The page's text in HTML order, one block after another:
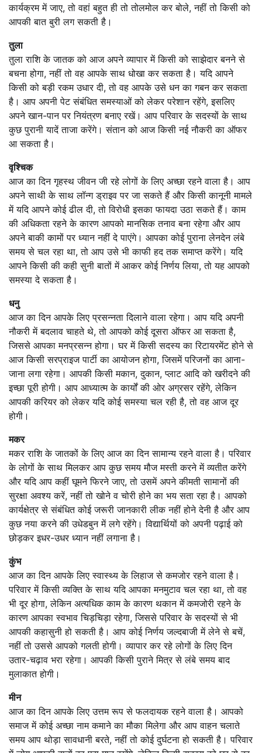
कार्यक्रम में जाए, तो वहां बहुत ही तो तोलमोल कर बोले, नहीं तो किसी को
आपकी बात बुरी लग सकती है।
तुला
तुला राशि के जातक को आज अपने व्यापार में किसी को साझेदार बनने से
बचना होगा, नहीं तो वह आपके साथ धोखा कर सकता है। यदि आपने
किसी को बड़ी रकम उधार दी, तो वह आपके उसे धन का गबन कर सकता
है। आप अपनी पेट संबंधित समस्याओं को लेकर परेशान रहेंगे, इसलिए
अपने खान-पान पर नियंत्रण बनाए रखें। आप परिवार के सदस्यों के साथ
कुछ पुरानी यादें ताजा करेंगे। संतान को आज किसी नई नौकरी का ऑफर
आ सकता है।
वृश्चिक
आज का दिन गृहस्थ जीवन जी रहे लोगों के लिए अच्छा रहने वाला है। आप
अपने साथी के साथ लॉन्ग ड्राइव पर जा सकते हैं और किसी कानूनी मामले
में यदि आपने कोई ढील दी, तो विरोधी इसका फायदा उठा सकते हैं। काम
की अधिकता रहने के कारण आपको मानसिक तनाव बना रहेगा और आप
अपने बाकी कामों पर ध्यान नहीं दे पाएंगे। आपका कोई पुराना लेनदेन लंबे
समय से चल रहा था, तो आप उसे भी काफी हद तक समाप्त करेंगे। यदि
आपने किसी की कही सुनी बातों में आकर कोई निर्णय लिया, तो यह आपको
समस्या दे सकता है।
धनु
आज का दिन आपके लिए प्रसन्नता दिलाने वाला रहेगा। आप यदि अपनी
नौकरी में बदलाव चाहते थे, तो आपको कोई दूसरा ऑफर आ सकता है,
जिससे आपका मनप्रसन्न होगा। घर में किसी सदस्य का रिटायरमेंट होने से
आज किसी सरप्राइज पार्टी का आयोजन होगा, जिसमें परिजनों का आना-
जाना लगा रहेगा। आपकी किसी मकान, दुकान, प्लाट आदि को खरीदने की
इच्छा पूरी होगी। आप आध्यात्म के कार्यों की ओर अग्रसर रहेंगे, लेकिन
आपकी करियर को लेकर यदि कोई समस्या चल रही है, तो वह आज दूर
होगी।
मकर
मकर राशि के जातकों के लिए आज का दिन सामान्य रहने वाला है। परिवार
के लोगों के साथ मिलकर आप कुछ समय मौज मस्ती करने में व्यतीत करेंगे
और यदि आप कहीं घूमने फिरने जाए, तो उसमें अपने कीमती सामानों की
सुरक्षा अवश्य करें, नहीं तो खोने व चोरी होने का भय सता रहा है। आपको
कार्यक्षेत्र से संबंधित कोई जरूरी जानकारी लीक नहीं होने देनी है और आप
कुछ नया करने की उधेडबुन में लगे रहेंगे। विद्यार्थियों को अपनी पढ़ाई को
छोड़कर इधर-उधर ध्यान नहीं लगाना है।
कुंभ
आज का दिन आपके लिए स्वास्थ्य के लिहाज से कमजोर रहने वाला है।
परिवार में किसी व्यक्ति के साथ यदि आपका मनमुटाव चल रहा था, तो वह
भी दूर होगा, लेकिन अत्यधिक काम के कारण थकान में कमजोरी रहने के
कारण आपका स्वभाव चिड़चिड़ा रहेगा, जिससे परिवार के सदस्यों से भी
आपकी कहासुनी हो सकती है। आप कोई निर्णय जल्दबाजी में लेने से बचें,
नहीं तो उससे आपको गलती होगी। व्यापार कर रहे लोगों के लिए दिन
उतार-चढ़ाव भरा रहेगा। आपकी किसी पुराने मित्र से लंबे समय बाद
मुलाकात होगी।
मीन
आज का दिन आपके लिए उत्तम रूप से फलदायक रहने वाला है। आपको
समाज में कोई अच्छा नाम कमाने का मौका मिलेगा और आप वाहन चलाते
समय आप थोड़ा सावधानी बरते, नहीं तो कोई दुर्घटना हो सकती है। परिवार